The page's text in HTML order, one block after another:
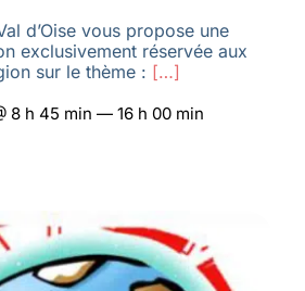
d’Oise vous propose une
exclusivement réservée aux
sur le thème : […]
8 h 45 min — 16 h 00 min